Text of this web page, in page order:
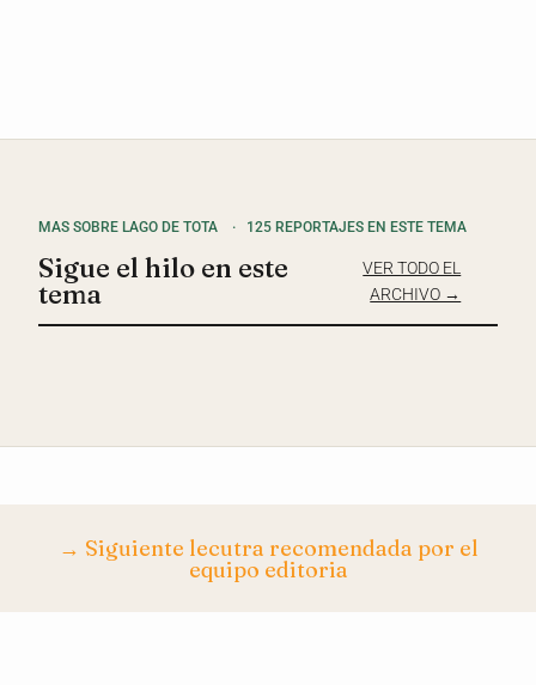
MAS SOBRE LAGO DE TOTA · 125 REPORTAJES EN ESTE TEMA
Sigue el hilo en este
tema
VER TODO EL
ARCHIVO →
→ Siguiente lecutra recomendada por el
equipo editoria